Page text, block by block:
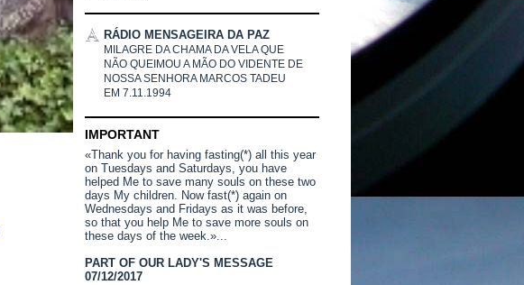
RÁDIO MENSAGEIRA DA PAZ
MILAGRE DA CHAMA DA VELA QUE
NÃO QUEIMOU A MÃO DO VIDENTE DE
NOSSA SENHORA MARCOS TADEU
EM 7.11.1994
IMPORTANT
«Thank you for having fasting(*) all this year
on Tuesdays and Saturdays, you have
helped Me to save many souls on these two
days My children. Now fast(*) again on
Wednesdays and Fridays as it was before,
so that you help Me to save more souls on
these days of the week.»...
PART OF OUR LADY'S MESSAGE
07/12/2017